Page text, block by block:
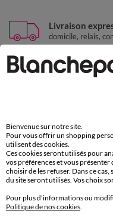
Livraison
domicile, relais,
Retours
sous 30 jours
de 8h00 à 20h00
Bienvenue sur notre site.
Pour vous offrir un shopping
utilisent des cookies.
Ces cookies seront utilisés pour
vos préférences et vous présenter
choisir de les refuser. Dans ce
du site seront utilisés. Vos choix
Pour plus d'informations ou
Politique de nos cookies.